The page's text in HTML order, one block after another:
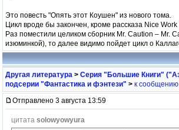
Это повесть "Опять этот Коушен" из нового тома.
Цикл вроде бы закончен, кроме рассказа Nice
Раз поместили целиком сборник Mr. Caution – Mr.
изюминкой), то далее видимо пойдет цикл о
Другая литература > Серия "Большие Книги"
подсерии "Фантастика и фэнтези" > к сообщению
Отправлено 3 августа 13:59
цитата solowyowyura